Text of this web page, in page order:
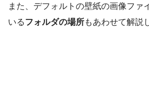
また、デフォルトの壁紙の画像ファ
いるフォルダの場所もあわせて解説